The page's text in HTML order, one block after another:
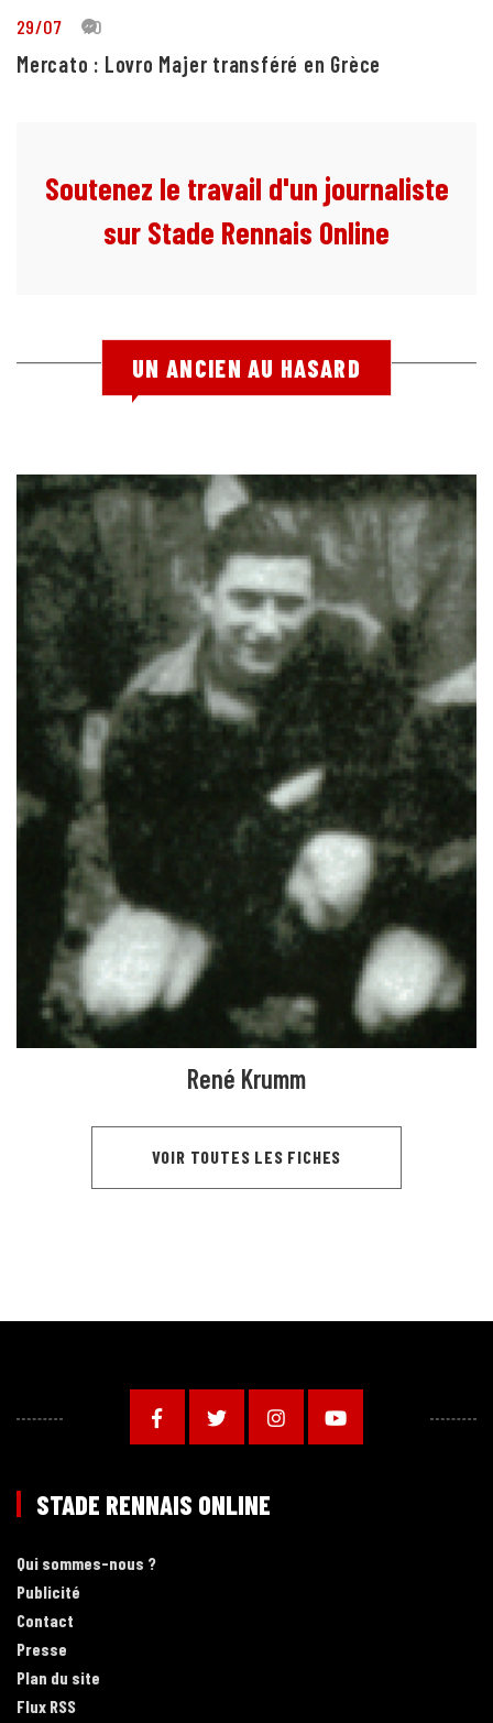
29/07 10
Mercato : Lovro Majer transféré en Grèce
Soutenez le travail d'un journaliste
sur Stade Rennais Online
UN ANCIEN AU HASARD
René Krumm
VOIR TOUTES LES FICHES
STADE RENNAIS ONLINE
Qui sommes-nous ?
Publicité
Contact
Presse
Plan du site
Flux RSS